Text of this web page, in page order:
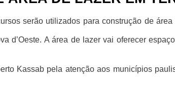
serão utilizados para construção de área
d’Oeste. A área de lazer vai oferecer
Kassab pela atenção aos municípios